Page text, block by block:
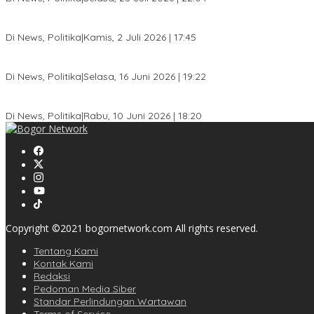
Di News, Politika|Kamis, 2 Juli 2026 | 17:45
Di News, Politika|Selasa, 16 Juni 2026 | 19:22
Di News, Politika|Rabu, 10 Juni 2026 | 18:20
Copyright ©2021 bogornetwork.com All rights reserved.
Tentang Kami
Kontak Kami
Redaksi
Pedoman Media Siber
Standar Perlindungan Wartawan